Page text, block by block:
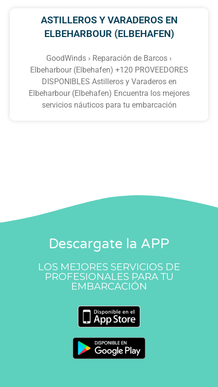
ASTILLEROS Y VARADEROS EN
ELBEHARBOUR (ELBEHAFEN)
GoodWinds › Reparación de Barcos ›
Elbeharbour (Elbehafen) +120 PROVEEDORES
DISPONIBLES Astilleros y Varaderos en
Elbeharbour (Elbehafen) Encuentra los mejores
servicios náuticos para tu embarcación
Descargate la APP
LOS MEJORES SERVICIOS DE
PROFESIONALES PARA TU
EMBARCACIÓN